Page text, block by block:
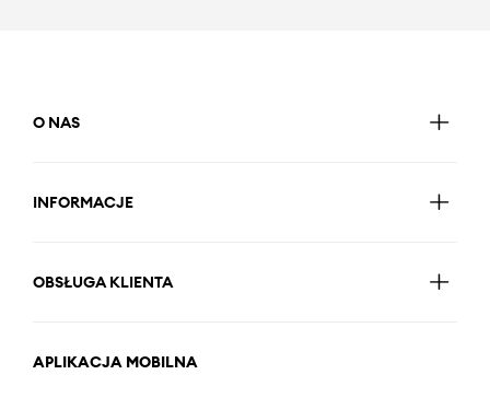
O NAS
INFORMACJE
OBSŁUGA KLIENTA
APLIKACJA MOBILNA